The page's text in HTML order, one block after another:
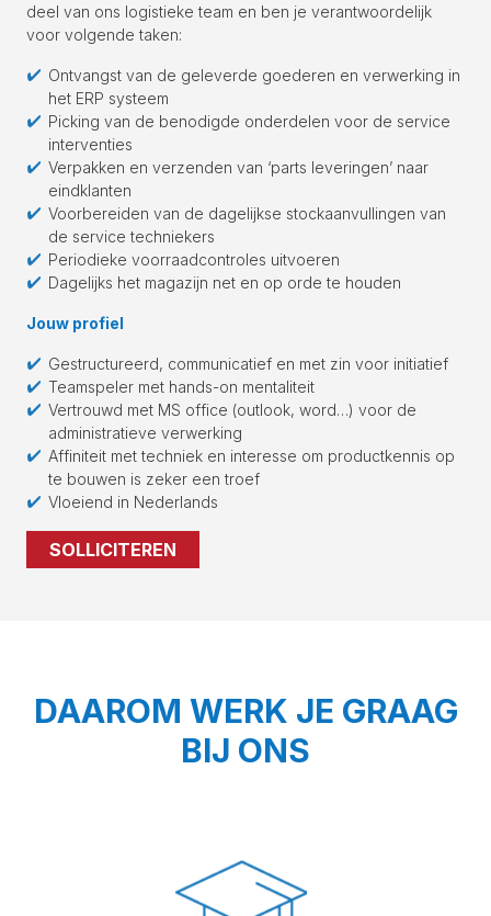
deel van ons logistieke team en ben je verantwoordelijk
voor volgende taken:
Ontvangst van de geleverde goederen en verwerking in
het ERP systeem
Picking van de benodigde onderdelen voor de service
interventies
Verpakken en verzenden van ‘parts leveringen’ naar
eindklanten
Voorbereiden van de dagelijkse stockaanvullingen van
de service techniekers
Periodieke voorraadcontroles uitvoeren
Dagelijks het magazijn net en op orde te houden
Jouw profiel
Gestructureerd, communicatief en met zin voor initiatief
Teamspeler met hands-on mentaliteit
Vertrouwd met MS office (outlook, word…) voor de
administratieve verwerking
Affiniteit met techniek en interesse om productkennis op
te bouwen is zeker een troef
Vloeiend in Nederlands
SOLLICITEREN
DAAROM WERK JE GRAAG
BIJ ONS